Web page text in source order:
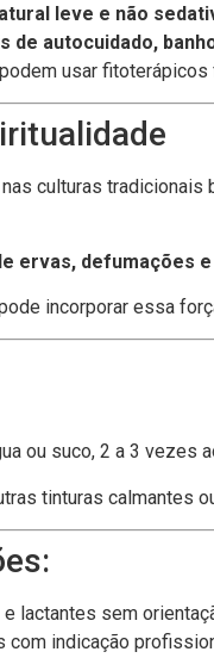
leve e não
de autocuidado,
usar fitoterápicos
culturas
ervas, defumações
incorporar essa
ou suco, 2 a 3
tinturas
lactantes sem
com indicação